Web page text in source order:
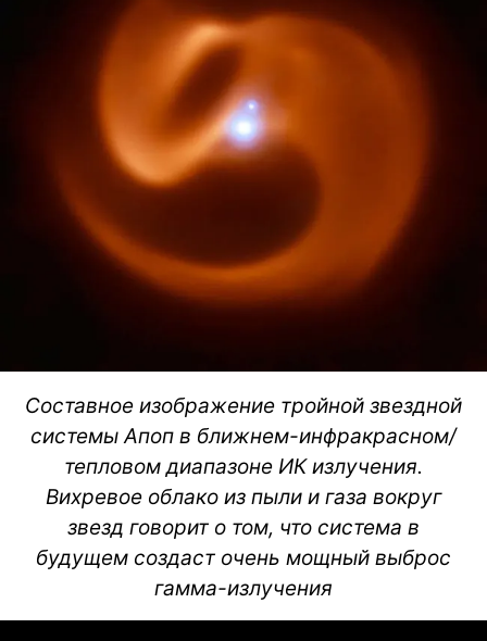
Составное изображение тройной звездной
системы Апоп в ближнем-инфракрасном/
тепловом диапазоне ИК излучения.
Вихревое облако из пыли и газа вокруг
звезд говорит о том, что система в
будущем создаст очень мощный выброс
гамма-излучения